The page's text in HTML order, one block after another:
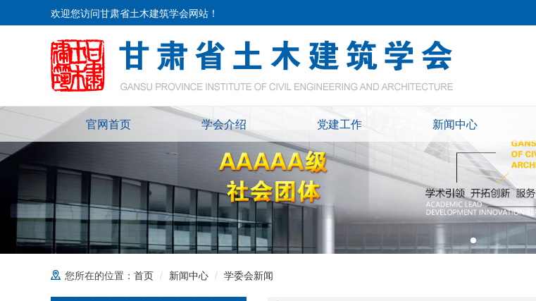
欢迎您访问甘肃省土木建筑学会网站！
官网首页 学会介绍 党建工作 新闻中心
您所在的位置： 首页 新闻中心 学委会新闻